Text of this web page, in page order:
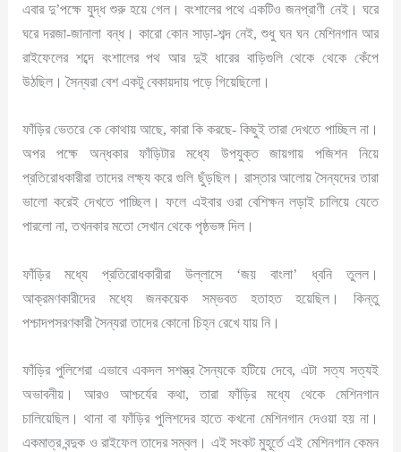
এবার দু’পক্ষে যুদ্ধ শুরু হয়ে গেল। বংশালের পথে একটিও জনপ্রাণী নেই। ঘরে
ঘরে দরজা-জানালা বন্ধ। কারো কোন সাড়া-শব্দ নেই, শুধু ঘন ঘন মেশিনগান আর
রাইফেলের শব্দে বংশালের পথ আর দুই ধারের বাড়িগুলি থেকে থেকে কেঁপে
উঠছিল। সৈন্যরা বেশ একটু বেকায়দায় পড়ে গিয়েছিলো।
ফাঁড়ির ভেতরে কে কোথায় আছে, কারা কি করছে- কিছুই তারা দেখতে পাচ্ছিল না।
অপর পক্ষে অন্ধকার ফাঁড়িটার মধ্যে উপযুক্ত জায়গায় পজিশন নিয়ে
প্রতিরোধকারীরা তাদের লক্ষ্য করে গুলি ছুঁড়ছিল। রাস্তার আলোয় সৈন্যদের তারা
ভালো করেই দেখতে পাচ্ছিল। ফলে এইবার ওরা বেশিক্ষন লড়াই চালিয়ে যেতে
পারলো না, তখনকার মতো সেখান থেকে পৃষ্ঠভঙ্গ দিল।
ফাঁড়ির মধ্যে প্রতিরোধকারীরা উল্লাসে ‘জয় বাংলা’ ধ্বনি তুলল।
আক্রমণকারীদের মধ্যে জনকয়েক সম্ভবত হতাহত হয়েছিল। কিন্তু
পশ্চাদপসরণকারী সৈন্যরা তাদের কোনো চিহ্ন রেখে যায় নি।
ফাঁড়ির পুলিশেরা এভাবে একদল সশস্ত্র সৈন্যকে হটিয়ে দেবে, এটা সত্য সত্যই
অভাবনীয়। আরও আশ্চর্যের কথা, তারা ফাঁড়ির মধ্যে থেকে মেশিনগান
চালিয়েছিল। থানা বা ফাঁড়ির পুলিশদের হাতে কখনো মেশিনগান দেওয়া হয় না।
একমাত্র বন্দুক ও রাইফেল তাদের সম্বল। এই সংকট মুহূর্তে এই মেশিনগান কেমন